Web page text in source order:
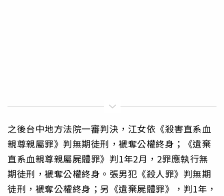
之後台中地方法院一審判決，江女依《殺害直系血
親尊親屬罪》判無期徒刑，褫奪公權終身；《遺棄
直系血親尊親屬屍體罪》判1年2月，2罪應執行無
期徒刑，褫奪公權終身。張男犯《殺人罪》判無期
徒刑，褫奪公權終身；另《遺棄屍體罪》，判1年，